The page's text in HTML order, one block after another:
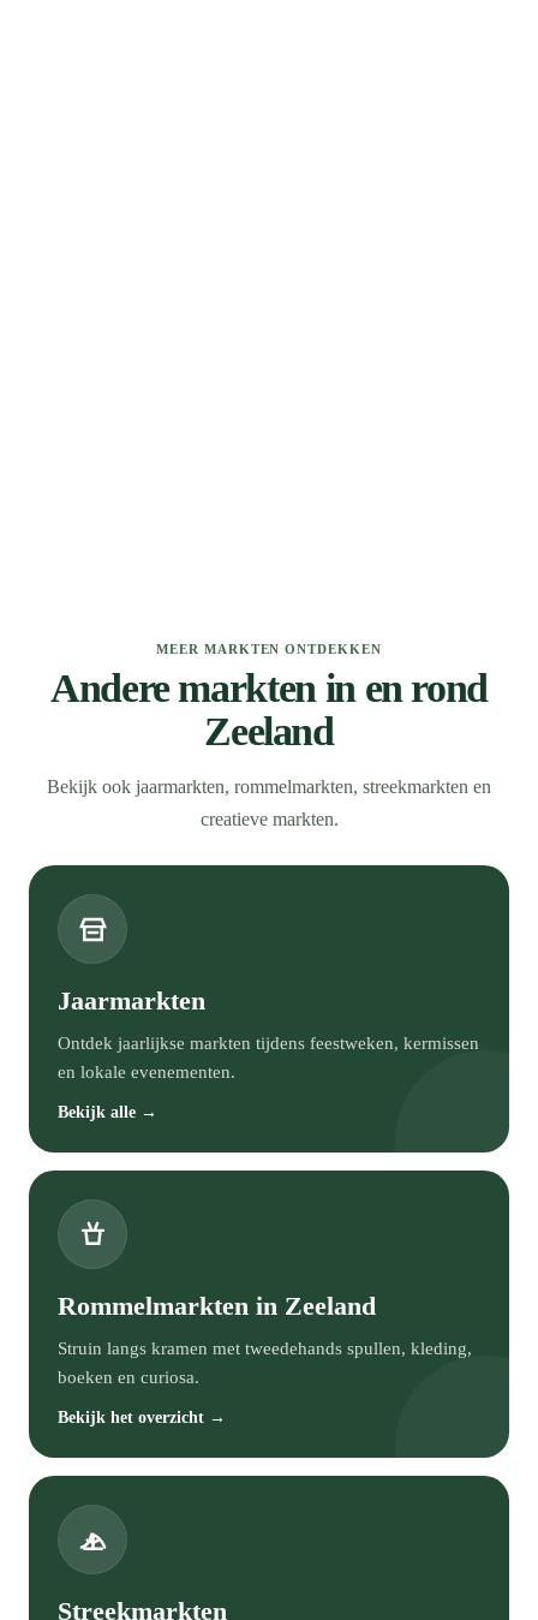
MEER MARKTEN ONTDEKKEN
Andere markten in en rond
Zeeland
Bekijk ook jaarmarkten, rommelmarkten, streekmarkten en
creatieve markten.
Jaarmarkten
Ontdek jaarlijkse markten tijdens feestweken, kermissen
en lokale evenementen.
Bekijk alle →
Rommelmarkten in Zeeland
Struin langs kramen met tweedehands spullen, kleding,
boeken en curiosa.
Bekijk het overzicht →
Streekmarkten